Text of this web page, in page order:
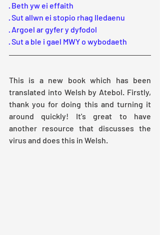
· Beth yw ei effaith
· Sut allwn ei stopio rhag lledaenu
· Argoel ar gyfer y dyfodol
· Sut a ble i gael MWY o wybodaeth
This is a new book which has been
translated into Welsh by Atebol. Firstly,
thank you for doing this and turning it
around quickly! It's great to have
another resource that discusses the
virus and does this in Welsh.